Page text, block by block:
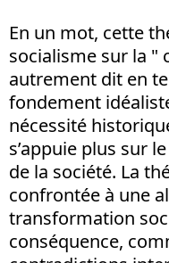
En un mot, cette
socialisme sur la "
autrement dit en
fondement
nécessité
s’appuie plus sur
de la société. La
confrontée à une
transformation
conséquence,